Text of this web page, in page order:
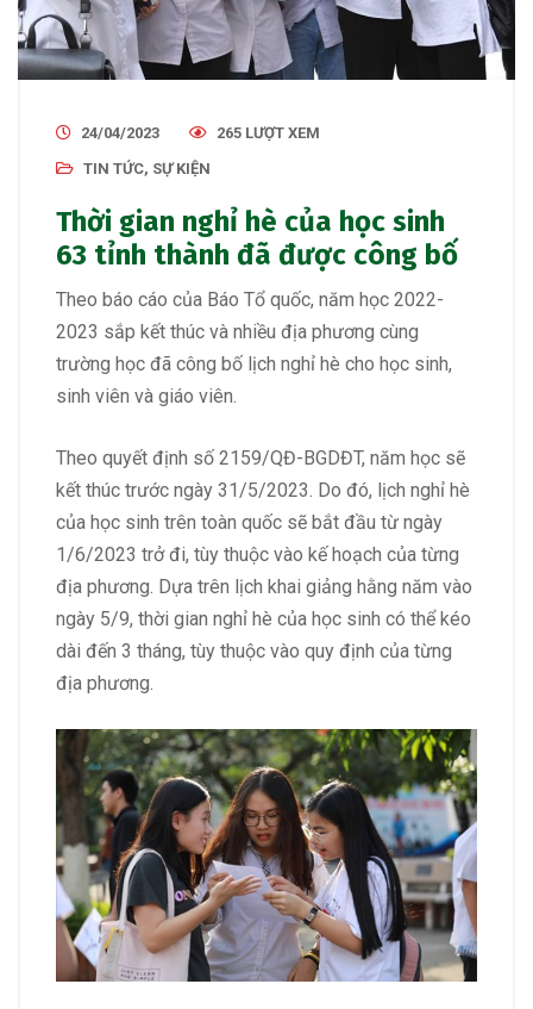
24/04/2023
265 LƯỢT XEM
TIN TỨC, SỰ KIỆN
Thời gian nghỉ hè của học sinh
63 tỉnh thành đã được công bố
Theo báo cáo của Báo Tổ quốc, năm học 2022-
2023 sắp kết thúc và nhiều địa phương cùng
trường học đã công bố lịch nghỉ hè cho học sinh,
sinh viên và giáo viên.
Theo quyết định số 2159/QĐ-BGDĐT, năm học sẽ
kết thúc trước ngày 31/5/2023. Do đó, lịch nghỉ hè
của học sinh trên toàn quốc sẽ bắt đầu từ ngày
1/6/2023 trở đi, tùy thuộc vào kế hoạch của từng
địa phương. Dựa trên lịch khai giảng hằng năm vào
ngày 5/9, thời gian nghỉ hè của học sinh có thể kéo
dài đến 3 tháng, tùy thuộc vào quy định của từng
địa phương.